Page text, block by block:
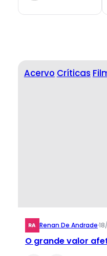
Acervo Críticas
Renan De Andrade·
O grande valor